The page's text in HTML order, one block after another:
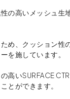
の高いメッシュ生
め、クッション性
を施しています。
高いSURFACE
とができます。